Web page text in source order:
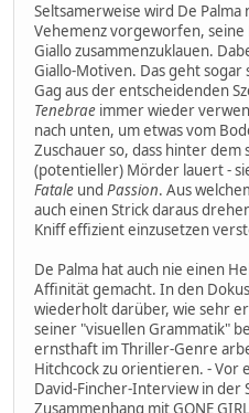
Seltsamerweise wird De
Vehemenz vorgeworfen, seine
Giallo zusammenzuklauen.
Giallo-Motiven. Das geht sogar
Gag aus der entscheidenden
Tenebrae immer wieder
nach unten, um etwas vom
Zuschauer so, dass hinter dem
(potentieller) Mörder lauert -
Fatale und Passion. Aus
auch einen Strick daraus
Kniff effizient einzusetzen
De Palma hat auch nie einen
Affinität gemacht. In den
wiederholt darüber, wie sehr
seiner "visuellen Grammatik"
ernsthaft im Thriller-Genre
Hitchcock zu orientieren. - Vor
David-Fincher-Interview in der
Zusammenhang mit GONE